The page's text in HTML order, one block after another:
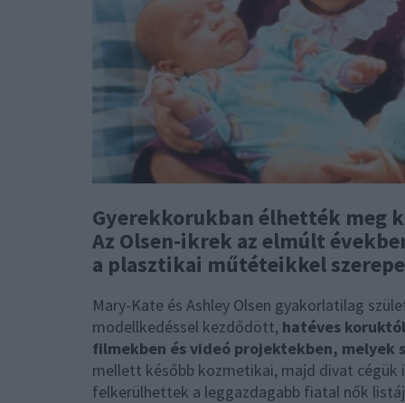
Gyerekkorukban élhették meg
Az Olsen-ikrek az elmúlt
a plasztikai műtéteikkel
Mary-Kate és Ashley Olsen gyakorlatilag
modellkedéssel kezdődött, hatéves
filmekben és videó projektekben,
mellett később kozmetikai, majd divat cégük
felkerülhettek a leggazdagabb fiatal nők